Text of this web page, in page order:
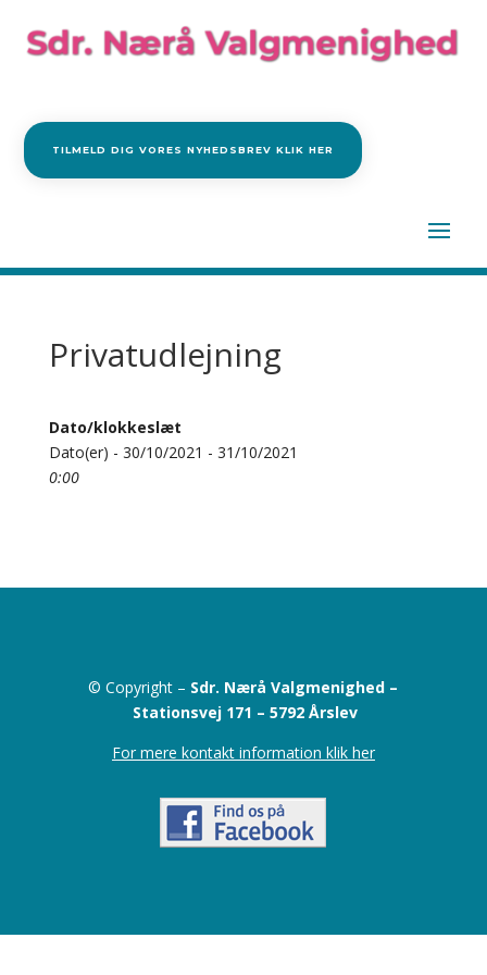
TILMELD DIG VORES NYHEDSBREV KLIK HER
Privatudlejning
Dato/klokkeslæt
Dato(er) - 30/10/2021 - 31/10/2021
0:00
© Copyright – Sdr. Nærå Valgmenighed –
Stationsvej 171 –5792 Årslev
For mere kontakt information klik her